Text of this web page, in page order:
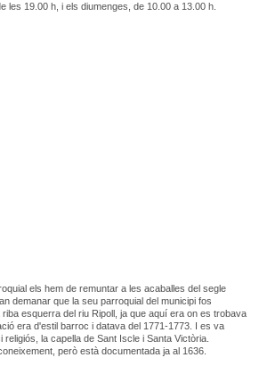
les 19.00 h, i els diumenges, de 10.00 a 13.00 h.
els hem de remuntar a les acaballes del segle
demanar que la seu parroquial del municipi fos
esquerra del riu Ripoll, ja que aquí era on es trobava
era d'estil barroc i datava del 1771-1773. I es va
la capella de Sant Iscle i Santa Victòria.
però està documentada ja al 1636.